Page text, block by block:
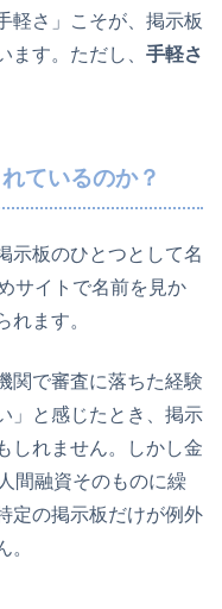
軽さ」こそが、掲示板
ます。ただし、 手軽さ
ているのか？
示板のひとつとして名
サイトで名前を見か
れます。
関で審査に落ちた経験
」と感じたとき、掲示
しれません。しかし金
間融資そのものに繰
定の掲示板だけが例外
。